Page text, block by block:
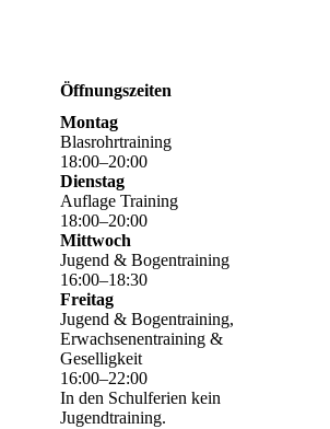
Öffnungszeiten
Montag
Blasrohrtraining
18:00–20:00
Dienstag
Auflage Training
18:00–20:00
Mittwoch
Jugend & Bogentraining
16:00–18:30
Freitag
Jugend & Bogentraining,
Erwachsenentraining &
Geselligkeit
16:00–22:00
In den Schulferien kein
Jugendtraining.